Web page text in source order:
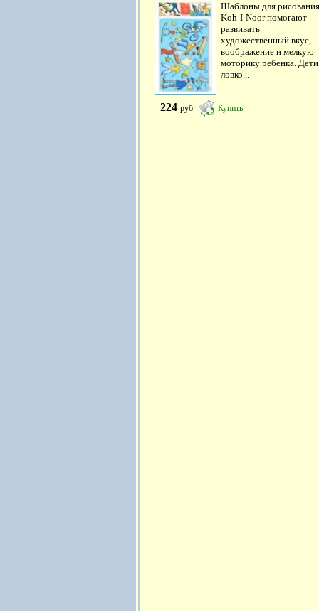
Шаблоны для рисования
Kоh-I-Noor помогают
развивать
художественный вкус,
воображение и мелкую
моторику ребенка. Дети
ловко...
224 руб Купить